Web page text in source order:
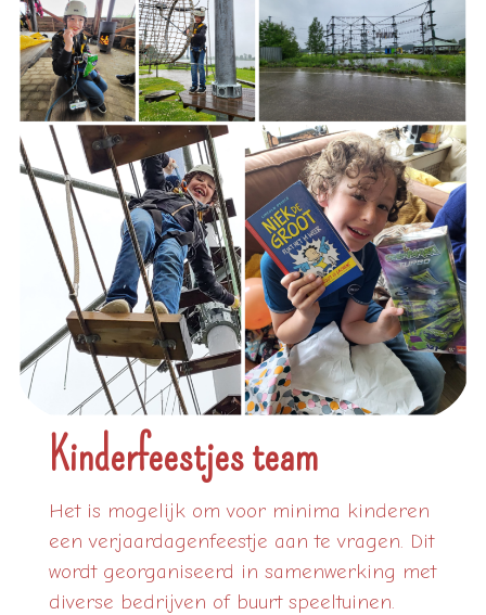
Kinderfeestjes team
Het is mogelijk om voor minima kinderen
een verjaardagenfeestje aan te vragen. Dit
wordt georganiseerd in samenwerking met
diverse bedrijven of buurt speeltuinen.